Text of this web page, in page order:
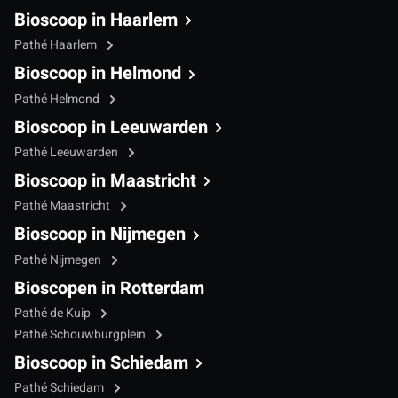
Bioscoop in Haarlem
Pathé Haarlem
Bioscoop in Helmond
Pathé Helmond
Bioscoop in Leeuwarden
Pathé Leeuwarden
Bioscoop in Maastricht
Pathé Maastricht
Bioscoop in Nijmegen
Pathé Nijmegen
Bioscopen in Rotterdam
Pathé de Kuip
Pathé Schouwburgplein
Bioscoop in Schiedam
Pathé Schiedam